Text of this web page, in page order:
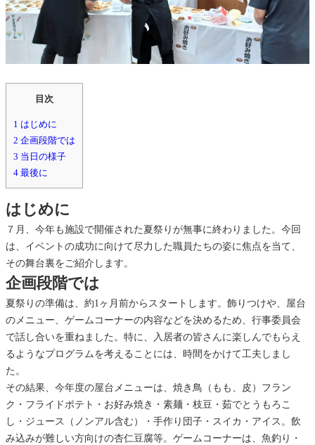
奮
記 目次
1 はじめに
2 企画段階では
3 当日の様子
4 最後に
はじめに
７月、今年も施設で開催された夏祭りが無事に終わりました。今回
は、イベントの成功に向けて尽力した職員たちの姿に焦点を当て、
その舞台裏をご紹介します。
企画段階では
夏祭りの準備は、約1ヶ月前からスタートします。飾りつけや、屋台
のメニュー、ゲームコーナーの内容などを決めるため、行事委員会
で話し合いを重ねました。特に、入居者の皆さんに楽しんでもらえ
るようなプログラムを考えることには、時間をかけて工夫しまし
た。
その結果、今年度の屋台メニューは、焼き鳥（もも、皮）フラン
ク・フライドポテト・お好み焼き・素麺・枝豆・茹でとうもろこ
し・ジュース（ノンアル含む）・手作り団子・スイカ・アイス。飲
み込みが難しい方向けの杏仁豆腐等。ゲームコーナーは、魚釣り・